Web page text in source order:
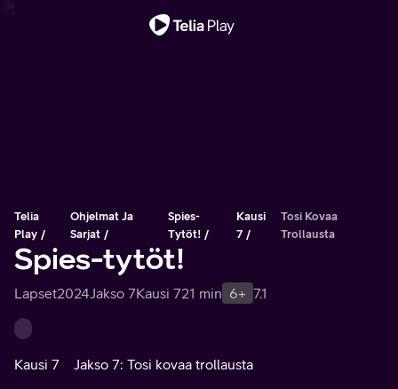
Telia
Play
Ohjelmat Ja
Sarjat
Spies-
Tytöt!
Kausi
7
Tosi Kovaa
Trollausta
Spies-tytöt!
Lapset2024Jakso 7Kausi 721 min 6+ 7.1
Kausi 7 Jakso 7: Tosi kovaa trollausta